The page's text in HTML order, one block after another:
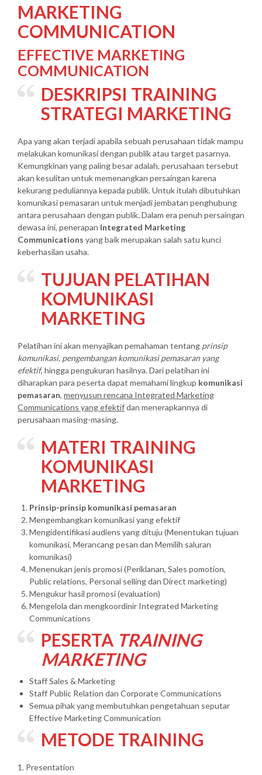
MARKETING
COMMUNICATION
EFFECTIVE MARKETING
COMMUNICATION
DESKRIPSI TRAINING
STRATEGI MARKETING
Apa yang akan terjadi apabila sebuah perusahaan tidak mampu
melakukan komunikasi dengan publik atau target pasarnya.
Kemungkinan yang paling besar adalah, perusahaan tersebut
akan kesulitan untuk memenangkan persaingan karena
kekurang peduliannya kepada publik. Untuk itulah dibutuhkan
komunikasi pemasaran untuk menjadi jembatan penghubung
antara perusahaan dengan publik. Dalam era penuh persaingan
dewasa ini, penerapan Integrated Marketing
Communications yang baik merupakan salah satu kunci
keberhasilan usaha.
TUJUAN PELATIHAN
KOMUNIKASI
MARKETING
Pelatihan ini akan menyajikan pemahaman tentang prinsip
komunikasi, pengembangan komunikasi pemasaran yang
efektif, hingga pengukuran hasilnya. Dari pelatihan ini
diharapkan para peserta dapat memahami lingkup komunikasi
pemasaran, menyusun rencana Integrated Marketing
Communications yang efektifdan menerapkannya di
perusahaan masing-masing.
MATERI TRAINING
KOMUNIKASI
MARKETING
Prinsip-prinsip komunikasi pemasaran
Mengembangkan komunikasi yang efektif
Mengidentifikasi audiens yang dituju (Menentukan tujuan
komunikasi, Merancang pesan dan Memilih saluran
komunikasi)
Menenukan jenis promosi (Periklanan, Sales pomotion,
Public relations, Personal selling dan Direct marketing)
Mengukur hasil promosi (evaluation)
Mengelola dan mengkoordinir Integrated Marketing
Communications
PESERTA TRAINING
MARKETING
Staff Sales & Marketing
Staff Public Relation dan Corporate Communications
Semua pihak yang membutuhkan pengetahuan seputar
Effective Marketing Communication
METODE TRAINING
1. Presentation